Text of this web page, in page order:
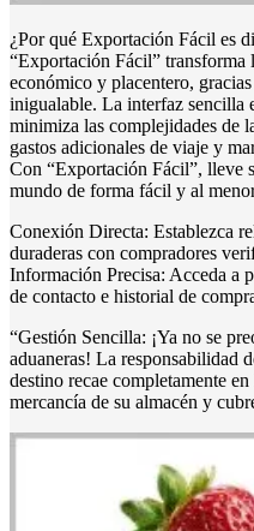
¿Por qué Exportación Fácil es
“Exportación Fácil” transforma
económico y placentero,
inigualable. La interfaz sencilla
minimiza las complejidades de
gastos adicionales de viaje y
Con “Exportación Fácil”, lleve
mundo de forma fácil y al
Conexión Directa: Establezca
duraderas con compradores
Información Precisa: Acceda a
de contacto e historial de
“Gestión Sencilla: ¡Ya no se
aduaneras! La responsabilidad
destino recae completamente
mercancía de su almacén y